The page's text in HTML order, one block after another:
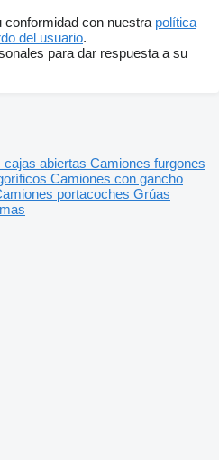
con nuestra política
del usuario.
para dar respuesta a su
cajas abiertas Camiones furgones
Camiones con gancho
portacoches Grúas